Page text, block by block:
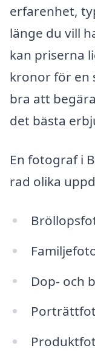
erfarenhet,
länge du vill
kan priserna
kronor för en
bra att
det bästa
En fotograf i
rad olika
Dop- och